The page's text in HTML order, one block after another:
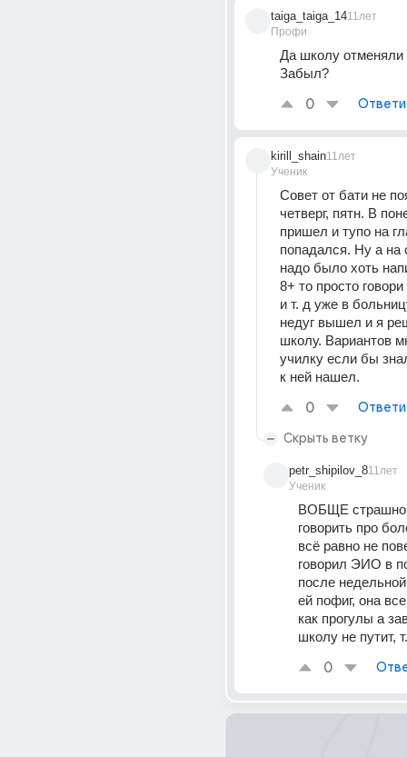
taiga_taiga_14
Профи
11лет
Да школу отменяли
Забыл?
0
kirill_shain
Ученик
11лет
Совет от бати не
четверг, пятн. В
пришел и тупо на
попадался. Ну а на
надо было хоть
8+ то просто
и т. д уже в
недуг вышел и я
школу. Вариантов
училку если бы
к ней нашел.
0
Скрыть ветку
petr_shipilov_8
Ученик
11лет
ВОБЩЕ страшно
говорить про
всё равно не
говорил ЭИО в
после
ей пофиг, она
как прогулы а
школу не путит,
0